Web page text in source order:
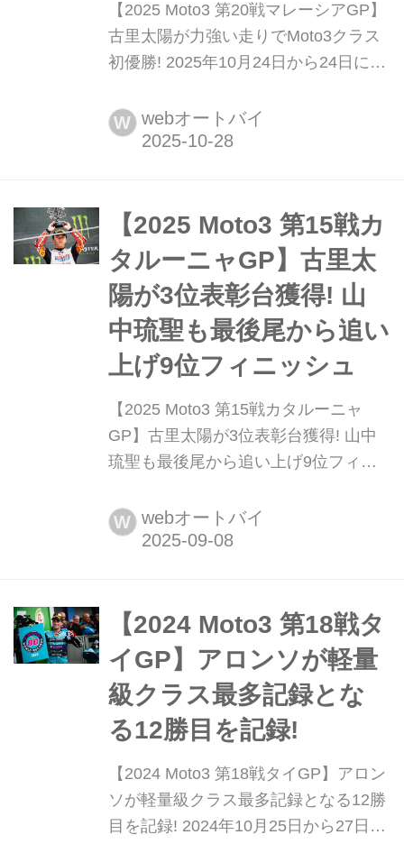
【2025 Moto3 第20戦マレーシアGP】
古里太陽が力強い走りでMoto3クラス
初優勝! 2025年10月24日から24日にか
サーキットにてMotoGP第20戦マレー
シアGPが行われた。
W webオートバイ
【2025 Moto3 第15戦カ
タルーニャGP】古里太
陽が3位表彰台獲得! 山
中琉聖も最後尾から追い
上げ9位フィニッシュ
【2025 Moto3 第15戦カタルーニャ
GP】古里太陽が3位表彰台獲得! 山中
琉聖も最後尾から追い上げ9位フィニ
て、スペインのカタルニア・サーキッ
トにてMotoGP第15戦カタルーニャGP
動。古里太陽(Honda Team Asia)と山
中琉聖(FRINSA - MT Helmets -...
W webオートバイ
​​【2024 Moto3 第18戦タ
イGP】アロンソが軽量
級クラス最多記録とな
る12勝目を記録!
​​【2024 Moto3 第18戦タイGP】アロン
ソが軽量級クラス最多記録となる12勝
目を記録! 2024年10月25日から27日に